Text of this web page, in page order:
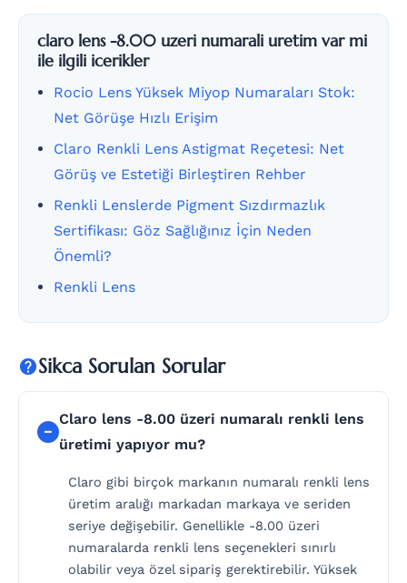
claro lens -8.00 uzeri numarali uretim var mi
ile ilgili icerikler
Rocio Lens Yüksek Miyop Numaraları Stok:
Net Görüşe Hızlı Erişim
Claro Renkli Lens Astigmat Reçetesi: Net
Görüş ve Estetiği Birleştiren Rehber
Renkli Lenslerde Pigment Sızdırmazlık
Sertifikası: Göz Sağlığınız İçin Neden
Önemli?
Renkli Lens
Sikca Sorulan Sorular
Claro lens -8.00 üzeri numaralı renkli lens
üretimi yapıyor mu?
Claro gibi birçok markanın numaralı renkli lens
üretim aralığı markadan markaya ve seriden
seriye değişebilir. Genellikle -8.00 üzeri
numaralarda renkli lens seçenekleri sınırlı
olabilir veya özel sipariş gerektirebilir. Yüksek